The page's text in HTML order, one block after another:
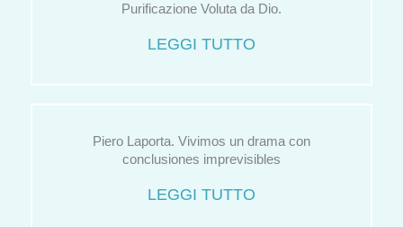
Purificazione Voluta da Dio.
LEGGI TUTTO
Piero Laporta. Vivimos un drama con
conclusiones imprevisibles
LEGGI TUTTO